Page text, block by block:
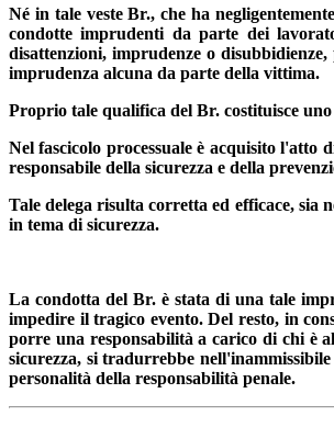
Né in tale veste Br., che ha
condotte imprudenti da parte dei
disattenzioni, imprudenze o
imprudenza alcuna da parte della vittima.
Proprio tale qualifica del Br. costituisce
Nel fascicolo processuale è acquisito l'atto
responsabile della sicurezza e della
Tale delega risulta corretta ed efficace, sia
in tema di sicurezza.
La condotta del Br. è stata di una tale
impedire il tragico evento.Del resto, in
porre una responsabilità a carico di chi è
sicurezza, si tradurrebbe
personalità della responsabilità penale.